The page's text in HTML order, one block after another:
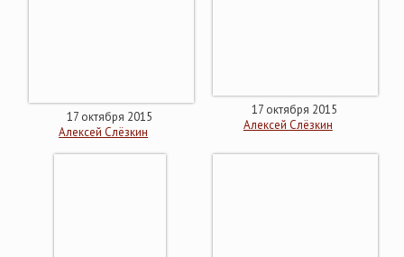
17 октября 2015
Алексей Слёзкин
17 октября 2015
Алексей Слёзкин